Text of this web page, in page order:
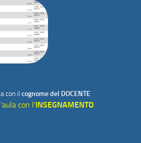
con il cognome del DOCENTE
con l'INSEGNAMENTO